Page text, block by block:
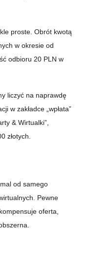
proste. Obrót kwotą
w okresie od
odbioru 20 PLN w
liczyć na naprawdę
w zakładce „wpłata”
& Wirtualki”,
złotych.
od samego
Pewne
oferta,